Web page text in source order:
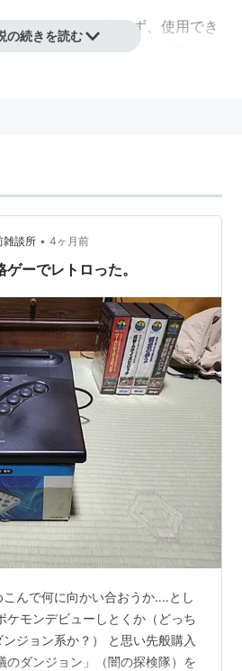
ーをあえて用意せず、使用でき
、様々なシステム面を改良し、
or
派手さと爽快さを加えたことに
奥深さ、駆け引きなどの面白み
を増やしていった。
キャラクター8人、CPU専用キ
初代餓狼伝説からギース・ハワ
ー、ダック・キングを加えた総勢
とにより、対戦熱は更にヒート
どの専門誌上では「誰が最強キャ
、現在でもインターネット上で
いる。
攻撃の変化、ゲームバランスの
果としてSNK史上大傑作の格闘
現在でも大会を開いたり、定期
在し、密かにどの格闘ゲームよ
、活躍を続けている。
説と人気を二分していた『龍虎
ある、リョウ・サカザキを使用
の続きを読む
雑談所 • 4ヶ月前
ーでレトロった。
んで何に向かい合おうか‥‥とし
ケモンデビューしとくか（どっち
ジョン系か？） と思い先般購入
のダンジョン」（闇の探検隊）を